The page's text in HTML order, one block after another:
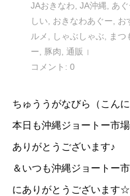
JAおきなわ JA沖縄 あ
しい
おきなわあぐー お
ルメ
しゃぶしゃぶ まつ
ー
豚肉 通販
コメント: 0
ちゅううがなびら（こん
本日も沖縄ジョートー市
ありがとうございます♪
＆いつも沖縄ジョートー
にありがとうございます☆